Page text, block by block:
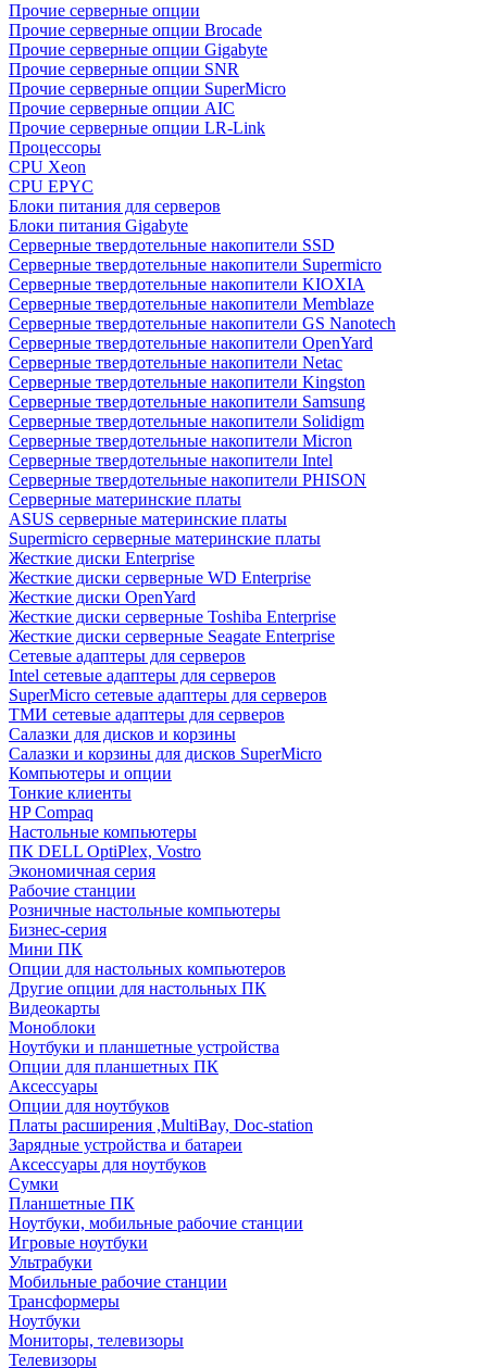
Прочие серверные опции
Прочие серверные опции Brocade
Прочие серверные опции Gigabyte
Прочие серверные опции SNR
Прочие серверные опции SuperMicro
Прочие серверные опции AIC
Прочие серверные опции LR-Link
Процессоры
CPU Xeon
CPU EPYC
Блоки питания для серверов
Блоки питания Gigabyte
Серверные твердотельные накопители SSD
Cерверные твердотельные накопители Supermicro
Cерверные твердотельные накопители KIOXIA
Cерверные твердотельные накопители Memblaze
Cерверные твердотельные накопители GS Nanotech
Серверные твердотельные накопители OpenYard
Серверные твердотельные накопители Netac
Cерверные твердотельные накопители Kingston
Cерверные твердотельные накопители Samsung
Cерверные твердотельные накопители Solidigm
Cерверные твердотельные накопители Micron
Cерверные твердотельные накопители Intel
Cерверные твердотельные накопители PHISON
Серверные материнские платы
ASUS серверные материнские платы
Supermicro серверные материнские платы
Жесткие диски Enterprise
Жесткие диски серверные WD Enterprise
Жесткие диски OpenYard
Жесткие диски серверные Toshiba Enterprise
Жесткие диски серверные Seagate Enterprise
Сетевые адаптеры для серверов
Intel сетевые адаптеры для серверов
SuperMicro сетевые адаптеры для серверов
ТМИ сетевые адаптеры для серверов
Салазки для дисков и корзины
Салазки и корзины для дисков SuperMicro
Компьютеры и опции
Тонкие клиенты
HP Compaq
Настольные компьютеры
ПК DELL OptiPlex, Vostro
Экономичная серия
Рабочие станции
Розничные настольные компьютеры
Бизнес-серия
Мини ПК
Опции для настольных компьютеров
Другие опции для настольных ПК
Видеокарты
Моноблоки
Ноутбуки и планшетные устройства
Опции для планшетных ПК
Аксессуары
Опции для ноутбуков
Платы расширения ,MultiBay, Doc-station
Зарядные устройства и батареи
Аксессуары для ноутбуков
Сумки
Планшетные ПК
Ноутбуки, мобильные рабочие станции
Игровые ноутбуки
Ультрабуки
Мобильные рабочие станции
Трансформеры
Ноутбуки
Мониторы, телевизоры
Телевизоры